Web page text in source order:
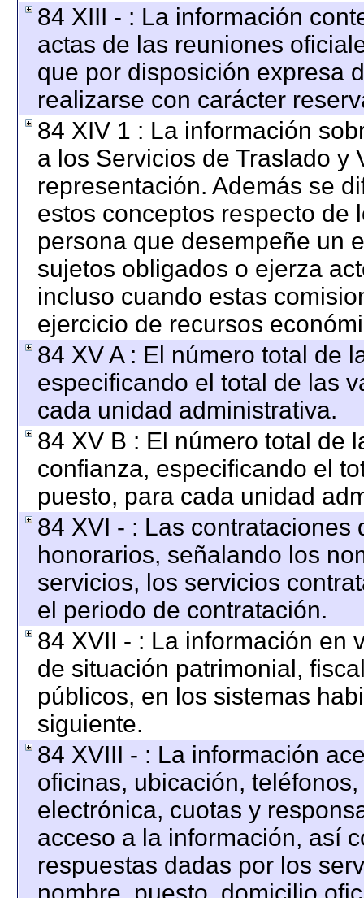
84 XIII - : La información
actas de las reuniones
que por disposición expresa
realizarse con carácter
84 XIV 1 : La información
a los Servicios de Traslado y
representación. Además se
estos conceptos respecto de
persona que desempeñe un
sujetos obligados o ejerza
incluso cuando estas
ejercicio de recursos
84 XV A : El número total de
especificando el total de las
cada unidad administrativa.
84 XV B : El número total de
confianza, especificando el
puesto, para cada unidad
84 XVI - : Las
honorarios, señalando los
servicios, los servicios
el periodo de contratación.
84 XVII - : La información en
de situación patrimonial,
públicos, en los sistemas
siguiente.
84 XVIII - : La información
oficinas, ubicación,
electrónica, cuotas y
acceso a la información, así
respuestas dadas por los